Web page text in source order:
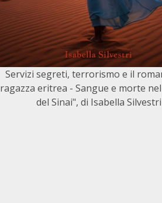
Servizi segreti, terrorismo e il
ragazza eritrea - Sangue e morte
del Sinai", di Isabella Silvestri